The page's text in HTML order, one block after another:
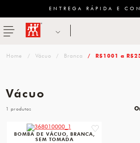
ENTREGA RÁPIDA E
menu ZWILLING
Vácuo Branca R$1001 a
Vácuo
1
favorite
BOMBA DE VÁCUO, BRANCA,
SEM TOMADA